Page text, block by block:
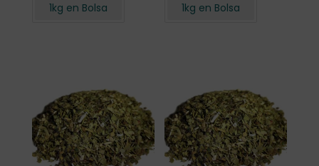
1kg en Bolsa 1kg en Bolsa